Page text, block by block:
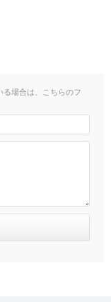
場合は、こちらのフ